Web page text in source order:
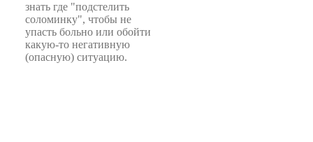
знать где "подстелить
соломинку", чтобы не
упасть больно или обойти
какую-то негативную
(опасную) ситуацию.